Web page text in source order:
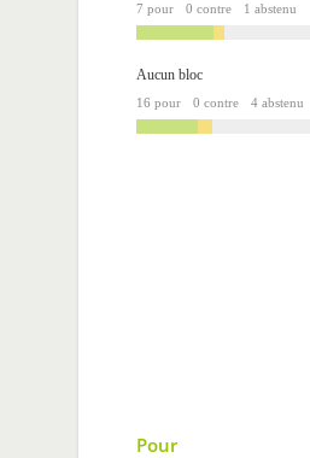
7 pour 0 contre 1 abstenu
Aucun bloc
16 pour 0 contre 4 abstenu
Pour